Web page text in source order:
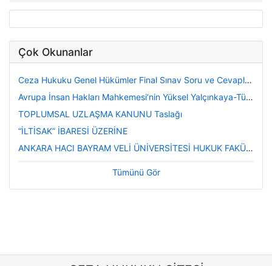
Çok Okunanlar
Ceza Hukuku Genel Hükümler Final Sınav Soru ve Cevapları
Avrupa İnsan Hakları Mahkemesi’nin Yüksel Yalçınkaya-Türkiye Kararı Üzerine Değerlendirmeler
TOPLUMSAL UZLAŞMA KANUNU Taslağı
“İLTİSAK” İBARESİ ÜZERİNE
ANKARA HACI BAYRAM VELİ ÜNİVERSİTESİ HUKUK FAKÜLTESİ CEZA HUKUKU ÖZEL HÜKÜMLER DERSİ FİNAL SINAVI (12.06.2023, Saat 8.30) SORU VE CEVAPLARI
Tümünü Gör